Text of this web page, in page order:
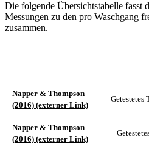
Die folgende Übersichtstabelle fasst
Messungen zu den pro Waschgang
zusammen.
Napper & Thompson
(2016) (externer Link)
Getestetes
Napper & Thompson
(2016) (externer Link)